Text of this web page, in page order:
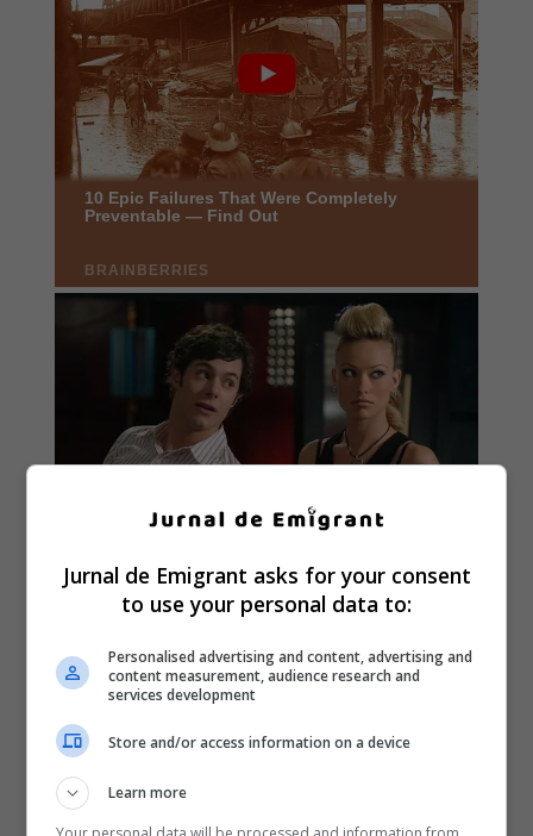
Jurnal de Emigrant asks for your consent
to use your personal data to:
Personalised advertising and content, advertising and
content measurement, audience research and
services development
Store and/or access information on a device
Learn more